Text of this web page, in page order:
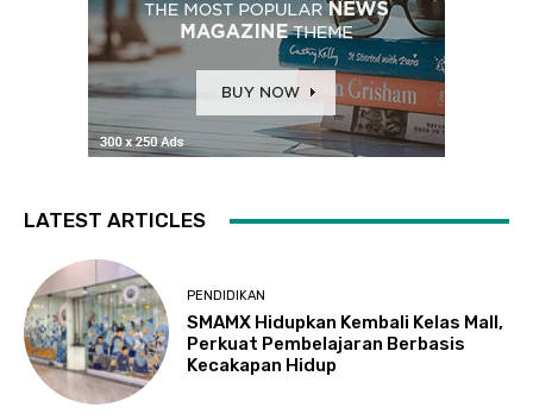
LATEST ARTICLES
PENDIDIKAN
SMAMX Hidupkan Kembali Kelas Mall,
Perkuat Pembelajaran Berbasis
Kecakapan Hidup